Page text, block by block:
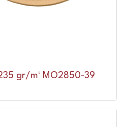
gr/m² MO2850-39